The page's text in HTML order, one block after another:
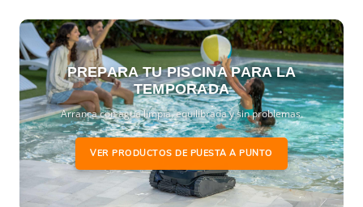
PREPARA TU PISCINA PARA LA
TEMPORADA
Arranca con agua limpia, equilibrada y sin problemas.
VER PRODUCTOS DE PUESTA A PUNTO